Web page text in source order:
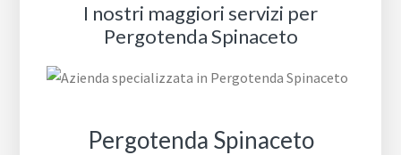
I nostri maggiori servizi per
Pergotenda Spinaceto
Pergotenda Spinaceto